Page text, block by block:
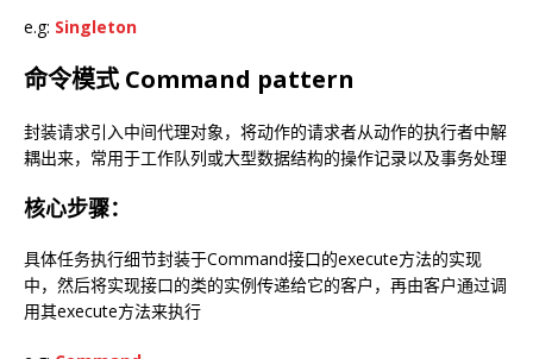
e.g: Singleton
命令模式 Command pattern
封装请求引入中间代理对象，将动作的请求者从动作的执行者中解
耦出来，常用于工作队列或大型数据结构的操作记录以及事务处理
核心步骤：
具体任务执行细节封装于Command接口的execute方法的实现
中，然后将实现接口的类的实例传递给它的客户，再由客户通过调
用其execute方法来执行